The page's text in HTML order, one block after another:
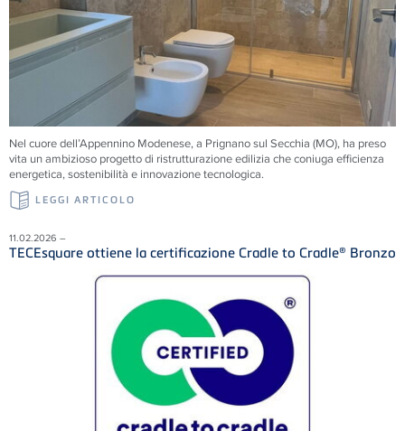
Nel cuore dell’Appennino Modenese, a Prignano sul Secchia (MO), ha preso
vita un ambizioso progetto di ristrutturazione edilizia che coniuga efficienza
energetica, sostenibilità e innovazione tecnologica.
LEGGI ARTICOLO
11.02.2026 –
TECEsquare ottiene la certificazione Cradle to Cradle® Bronzo